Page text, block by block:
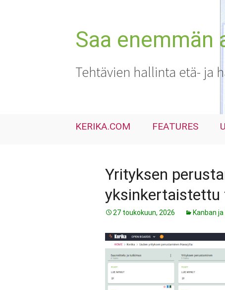
Saa enemmän
Tehtävien hallinta etä- ja
KERIKA.COM FEATURES
Yrityksen
yksinkertaistettu
27 toukokuun, 2026 Kanban ja